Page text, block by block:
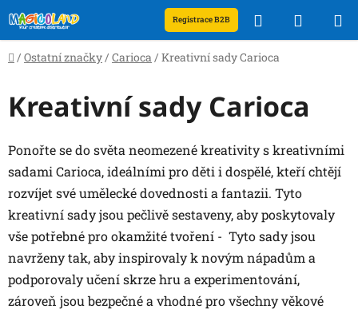
na
obsah
Registrace B2B Hledat
KOŠÍK
Domů
/ Ostatní značky / Carioca / Kreativní sady Carioca
Kreativní sady Carioca
Ponořte se do světa neomezené kreativity s kreativními
sadami Carioca, ideálními pro děti i dospělé, kteří chtějí
rozvíjet své umělecké dovednosti a fantazii. Tyto
kreativní sady jsou pečlivě sestaveny, aby poskytovaly
vše potřebné pro okamžité tvoření - Tyto sady jsou
navrženy tak, aby inspirovaly k novým nápadům a
podporovaly učení skrze hru a experimentování,
zároveň jsou bezpečné a vhodné pro všechny věkové